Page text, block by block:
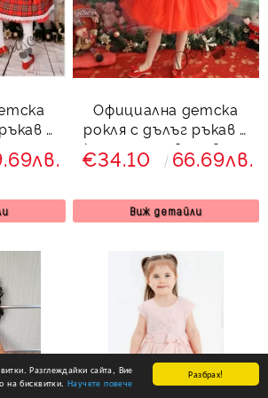
Разбрах!
Разглеждайки сайта, Вие
на бисквитки. Научете повече
в
Официална детска
рокля с дълъг ръкав с
каре и тюл в червено
Карена
€34.10 66.69лв.
Виж детайли